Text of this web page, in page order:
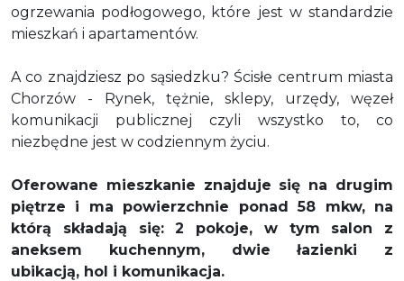
ogrzewania podłogowego, które jest w standardzie
mieszkań i apartamentów.
A co znajdziesz po sąsiedzku? Ścisłe centrum miasta
Chorzów - Rynek, tężnie, sklepy, urzędy, węzeł
komunikacji publicznej czyli wszystko to, co
niezbędne jest w codziennym życiu.
Oferowane mieszkanie znajduje się na drugim
piętrze i ma powierzchnie ponad 58 mkw, na
którą składają się: 2 pokoje, w tym salon z
aneksem kuchennym, dwie łazienki z
ubikacją, hol i komunikacja.